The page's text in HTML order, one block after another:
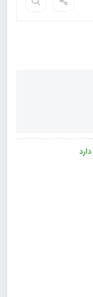
دارد